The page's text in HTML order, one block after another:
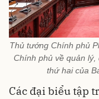
Thủ tướng Chính phủ
Chính phủ về quản
thứ hai của
Các đại biểu tập